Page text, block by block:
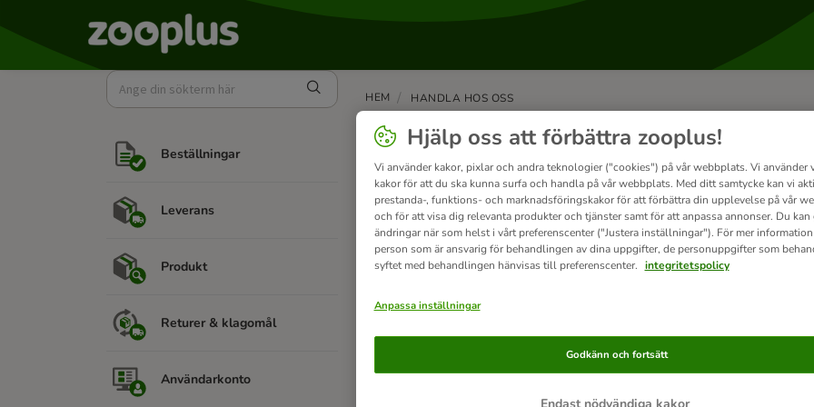
Beställningar
Leverans
Produkt
Returer & klagomål
Användarkonto
HEM HANDLA HOS OSS
Dataskydd
Dataskyddsinformation
Att skydda dina personuppgifter är mycket viktigt för oss. Vi
obehöriga tredje parter. Du hittar mer information om...
Hjälp oss att förbättra zooplus!
Vi använder kakor, pixlar och andra teknologier ("cookies") på vår webbplats. Vi använder
kakor för att du ska kunna surfa och handla på vår webbplats. Med ditt samtycke kan vi
prestanda-, funktions- och marknadsföringskakor för att förbättra din upplevelse på vår
och för att visa dig relevanta produkter och tjänster samt för att anpassa annonser. Du kan
ändringar när som helst i vårt preferenscenter ("Justera inställningar"). För mer
person som är ansvarig för behandlingen av dina uppgifter, de personuppgifter som
syftet med behandlingen hänvisas till preferenscenter. integritetspolicy
Anpassa inställningar
Endast nödvändiga kakor
Godkänn och fortsätt